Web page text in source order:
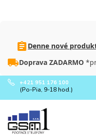
Denne nové
Doprava ZADARMO
+421 951 176 100
(Po-Pia, 9-18 hod.)